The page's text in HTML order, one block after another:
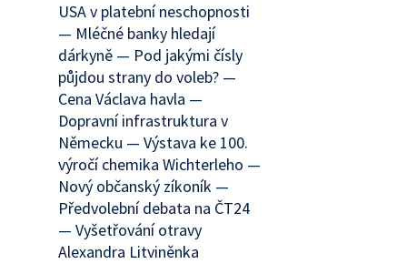
USA v platební neschopnosti
— Mléčné banky hledají
dárkyně — Pod jakými čísly
půjdou strany do voleb? —
Cena Václava havla —
Dopravní infrastruktura v
Německu — Výstava ke 100.
výročí chemika Wichterleho —
Nový občanský zíkoník —
Předvolební debata na ČT24
— Vyšetřování otravy
Alexandra Litviněnka